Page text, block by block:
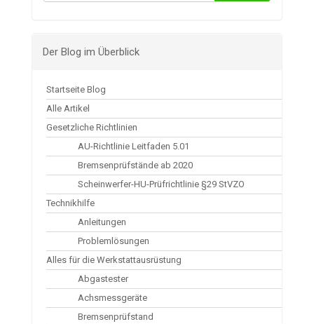
Der Blog im Überblick
Startseite Blog
Alle Artikel
Gesetzliche Richtlinien
AU-Richtlinie Leitfaden 5.01
Bremsenprüfstände ab 2020
Scheinwerfer-HU-Prüfrichtlinie §29 StVZO
Technikhilfe
Anleitungen
Problemlösungen
Alles für die Werkstattausrüstung
Abgastester
Achsmessgeräte
Bremsenprüfstand